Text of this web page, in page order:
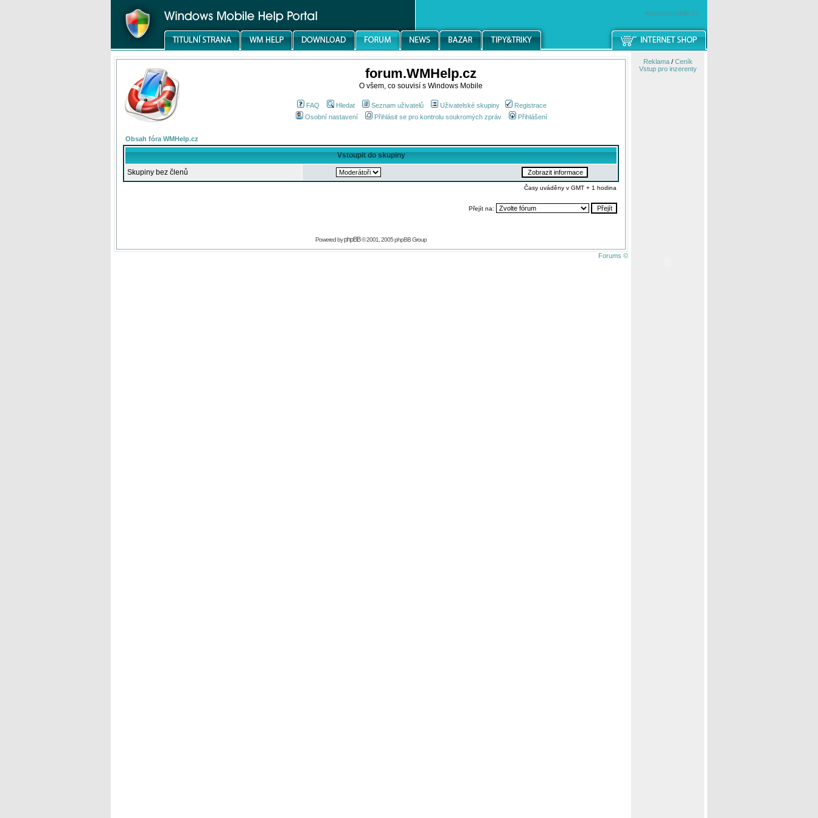
windowsmobile.cz
forum.WMHelp.cz
O všem, co souvisí s Windows Mobile
FAQ Hledat Seznam uživatelů Uživatelské skupiny
Registrace
Osobní nastavení
Přihlásit se pro kontrolu soukromých zpráv Přihlášení
Obsah fóra WMHelp.cz
Vstoupit do skupiny
Skupiny bez členů
Časy uváděny v GMT + 1 hodina
Přejít na:
Powered byphpBB© 2001, 2005 phpBB Group
Forums ©
Reklama/ Ceník
Vstup pro inzerenty